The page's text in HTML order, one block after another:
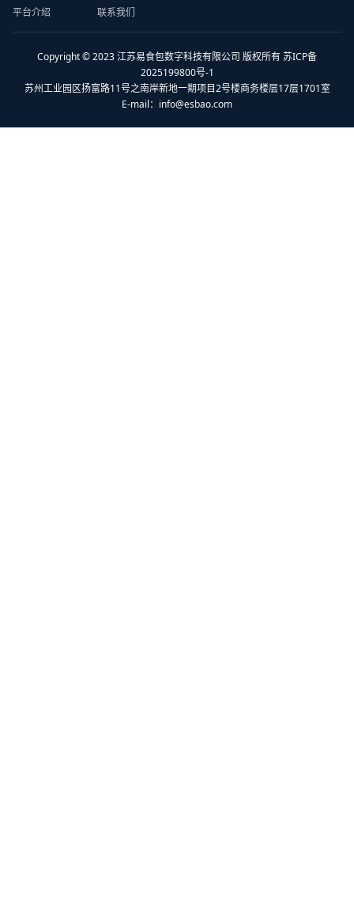
平台介绍 联系我们
Copyright © 2023 江苏易食包数字科技有限公司 版权所有 苏ICP备
2025199800号-1
苏州工业园区扬富路11号之南岸新地一期项目2号楼商务楼层17层1701室
E-mail： info@esbao.com